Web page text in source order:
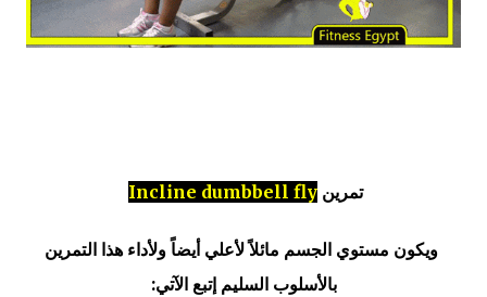
تمرينIncline dumbbell fly
ويكون مستوي الجسم مائلاً لأعلي أيضاً ولأداء هذا التمرين
بالأسلوب السليم إتبع الآتي: